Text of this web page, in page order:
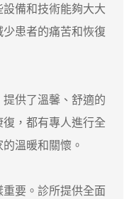
備和技術能夠大大
患者的痛苦和恢復
供了溫馨、舒適的
，都有專人進行全
溫暖和關懷。
要。診所提供全面